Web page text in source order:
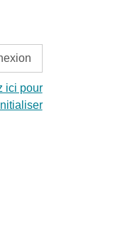
ici pour